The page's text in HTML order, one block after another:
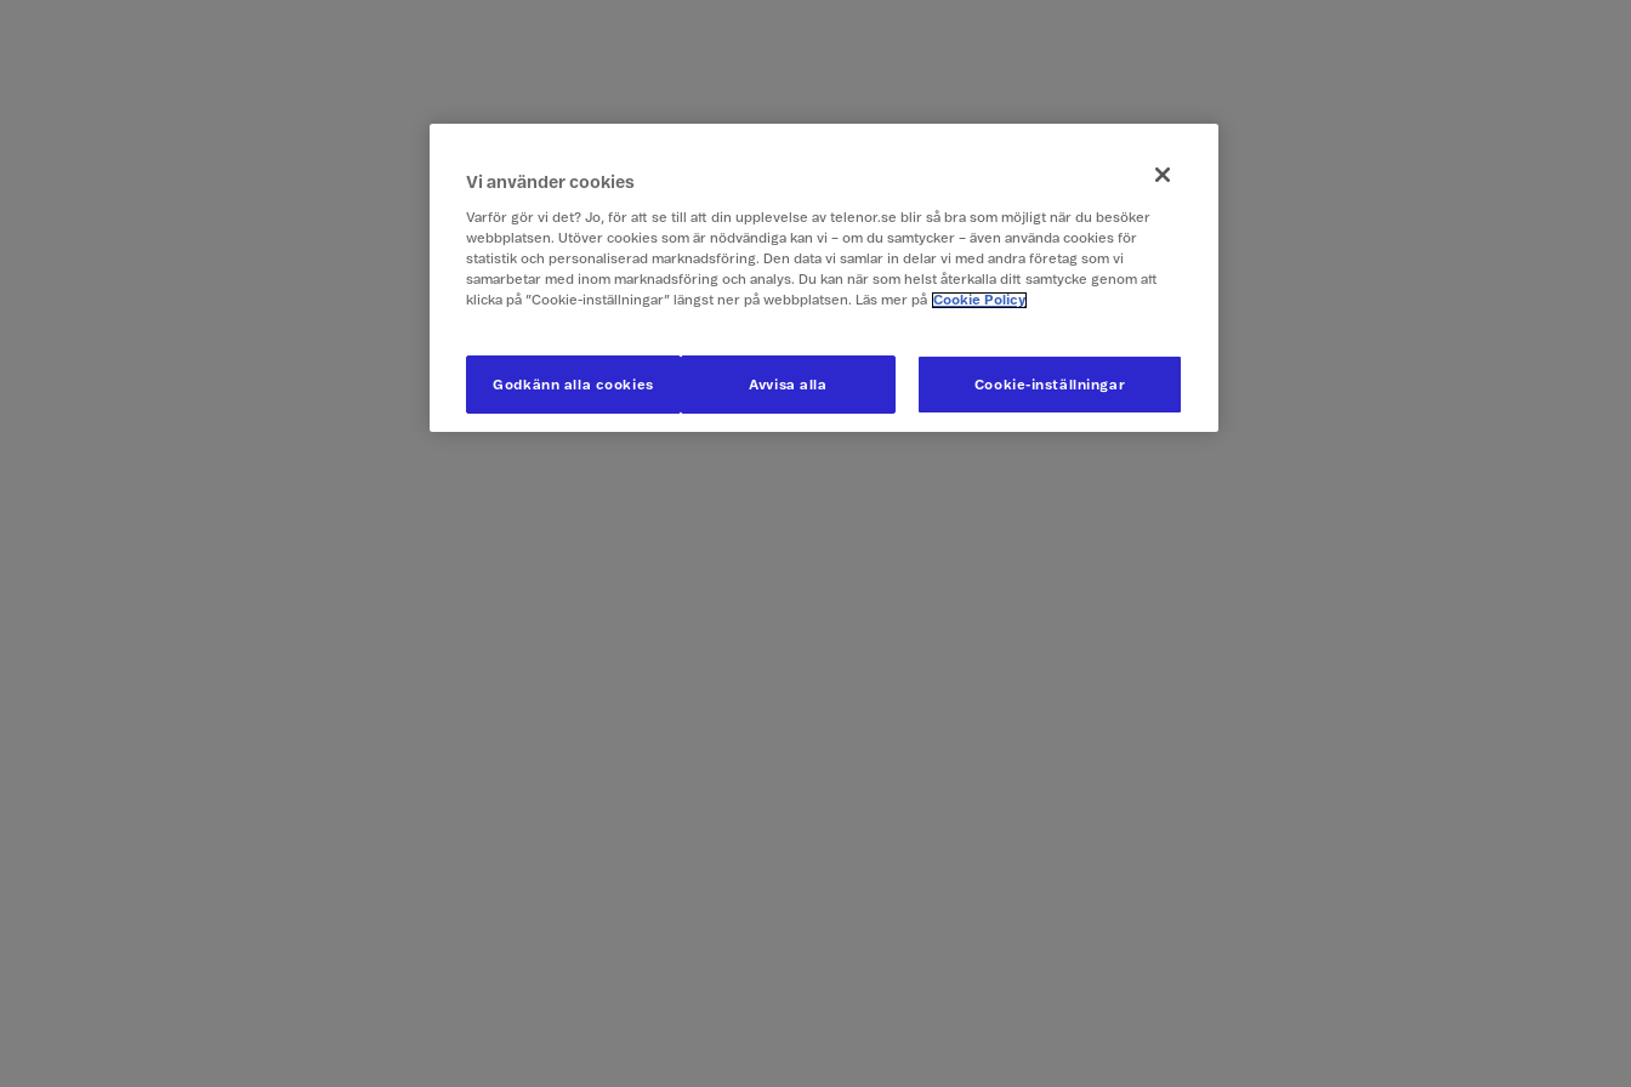
Vi använder cookies
Varför gör vi det? Jo, för att se till att din upplevelse av telenor.se blir så bra som möjligt när du besöker
webbplatsen. Utöver cookies som är nödvändiga kan vi – om du samtycker – även använda cookies för
statistik och personaliserad marknadsföring. Den data vi samlar in delar vi med andra företag som vi
samarbetar med inom marknadsföring och analys. Du kan när som helst återkalla ditt samtycke genom att
klicka på ”Cookie-inställningar” längst ner på webbplatsen. Läs mer på Cookie Policy
Cookie-inställningar
Avvisa alla
Godkänn alla cookies